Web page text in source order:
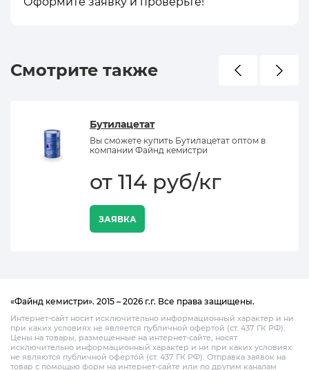
Смотрите также
Бутилацетат
Вы сможете купить Бутилацетат оптом в
компании Файнд кемистри
от 114 руб/кг
ЗАЯВКА
«Файнд кемистри». 2015 – 2026 г.г. Все права защищены.
Интернет-сайт носит исключительно информационный характер и ни
при каких условиях не является публичной офертой (ст. 437 ГК РФ).
Цены на товары, размещенные на интернет-сайте, носят
исключительно информационный характер и ни при каких условиях
не являются публичной офертой (ст. 437 ГК РФ). Отправка заявок на
товар с помощью форм на интернет-сайте или по другим каналам